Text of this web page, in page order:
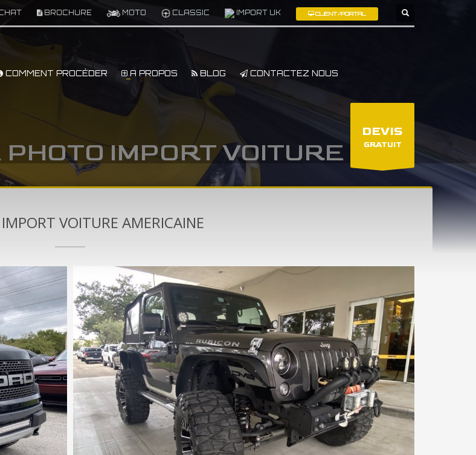
BROCHURE MOTO CLASSIC IMPORT UK CLIENT/PORTAL
COMMENT PROCÉDER A PROPOS BLOG CONTACTEZ NOUS
DEVIS
GRATUIT
IMPORT VOITURE USA
VOITURE AMERICAINE